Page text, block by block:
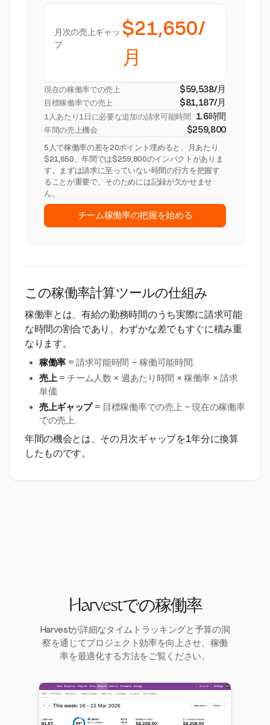
月次の売上ギャッ
プ
$21,650/
月
現在の稼働率での売上 $59,538/月
目標稼働率での売上 $81,187/月
1人あたり1日に必要な追加の請求可能時間 1.6時間
年間の売上機会 $259,800
5人で稼働率の差を20ポイント埋めると、月あたり
$21,650、年間では$259,800のインパクトがありま
す。まずは請求に至っていない時間の行方を把握す
ることが重要で、そのためには記録が欠かせませ
ん。
チーム稼働率の把握を始める
この稼働率計算ツールの仕組み
稼働率とは、有給の勤務時間のうち実際に請求可能
な時間の割合であり、わずかな差でもすぐに積み重
なります。
稼働率 = 請求可能時間 ÷ 稼働可能時間.
売上= チーム人数 × 週あたり時間 × 稼働率 × 請求
単価.
売上ギャップ= 目標稼働率での売上 − 現在の稼働率
での売上.
年間の機会とは、その月次ギャップを1年分に換算
したものです。
Harvestでの稼働率
Harvestが詳細なタイムトラッキングと予算の洞
察を通じてプロジェクト効率を向上させ、稼働
率を最適化する方法をご覧ください。